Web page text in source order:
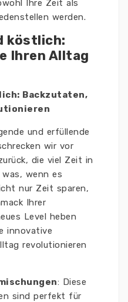
Ihre Zeit als
werden.
köstlich:
Ihren Alltag
Backzutaten,
und erfüllende
wir vor
die viel Zeit in
wenn es
nur Zeit sparen,
Ihrer
Level heben
innovative
revolutionieren
: Diese
sind perfekt für